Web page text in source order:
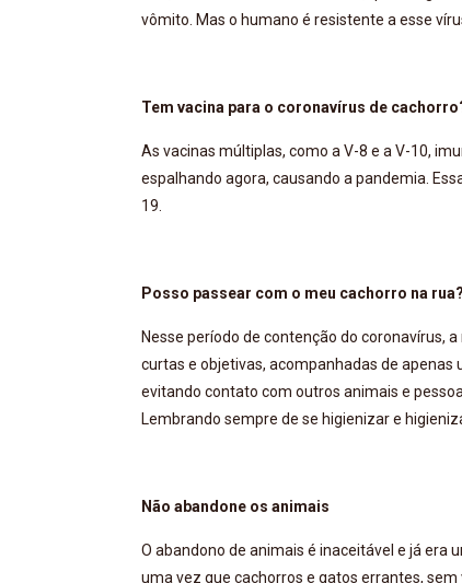
vômito. Mas o humano é resistente a esse
Tem vacina para o coronavírus de
As vacinas múltiplas, como a V-8 e a V-10,
espalhando agora, causando a pandemia.
19.
Posso passear com o meu cachorro na rua?
Nesse período de contenção do coronavírus,
curtas e objetivas, acompanhadas de
evitando contato com outros animais e
Lembrando sempre de se higienizar e
Não abandone os animais
O abandono de animais é inaceitável e já era
uma vez que cachorros e gatos errantes,